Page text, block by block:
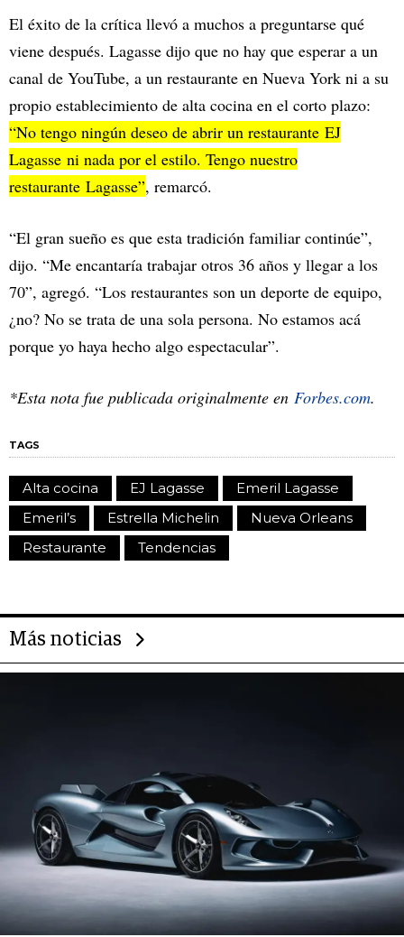
El éxito de la crítica llevó a muchos a preguntarse qué
viene después. Lagasse dijo que no hay que esperar a un
canal de YouTube, a un restaurante en Nueva York ni a su
propio establecimiento de alta cocina en el corto plazo:
“No tengo ningún deseo de abrir un restaurante EJ
Lagasse ni nada por el estilo. Tengo nuestro
restaurante Lagasse”, remarcó.
“El gran sueño es que esta tradición familiar continúe”,
dijo. “Me encantaría trabajar otros 36 años y llegar a los
70”, agregó. “Los restaurantes son un deporte de equipo,
¿no? No se trata de una sola persona. No estamos acá
porque yo haya hecho algo espectacular”.
*Esta nota fue publicada originalmente en Forbes.com.
TAGS
Alta cocina EJ Lagasse
Emeril Lagasse
Emeril’s
Estrella Michelin
Nueva Orleans
Restaurante
Tendencias
Más noticias